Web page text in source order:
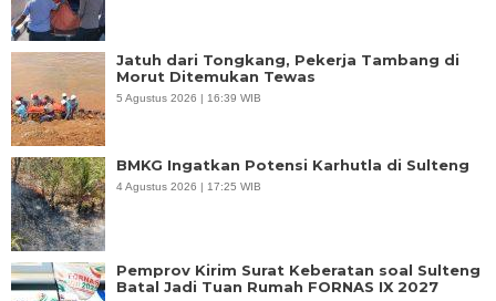
Jatuh dari Tongkang, Pekerja Tambang di
Morut Ditemukan Tewas
5 Agustus 2026 | 16:39 WIB
BMKG Ingatkan Potensi Karhutla di Sulteng
4 Agustus 2026 | 17:25 WIB
Pemprov Kirim Surat Keberatan soal Sulteng
Batal Jadi Tuan Rumah FORNAS IX 2027